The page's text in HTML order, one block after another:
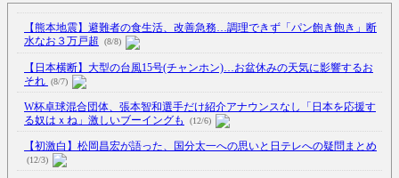
【熊本地震】避難者の食生活、改善急務…調理できず「パン飽き飽き」断
水なお３万戸超
(8/8)
【日本横断】大型の台風15号(チャンホン)…お盆休みの天気に影響するお
それ (8/7)
W杯卓球混合団体、張本智和選手だけ紹介アナウンスなし「日本を応援す
る奴はｘね」激しいブーイングも
(12/6)
【初激白】松岡昌宏が語った、国分太一への思いと日テレへの疑問まとめ
(12/3)